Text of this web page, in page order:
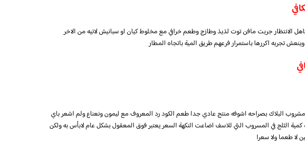
الانتظار جربت مافن توت لذيذ وطازج وطعم خرافي مع مخلوط كيان او سبانيش لاتيه من الاخر
تجربه اكررها باستمرار فرعهم طريق المية باتجاه المطار
البلاك بصراحه اشوفه منتج عادي جدا طعم الكود رد المعروف مع ليمون ونعناع ولم اشعر باي
الثلج في المسروب التي للاسف اضاعت النكهة السعر يعتبر فوق المعقول بشكل عام لابأس به ولكن
لا طعما ولا سعرا